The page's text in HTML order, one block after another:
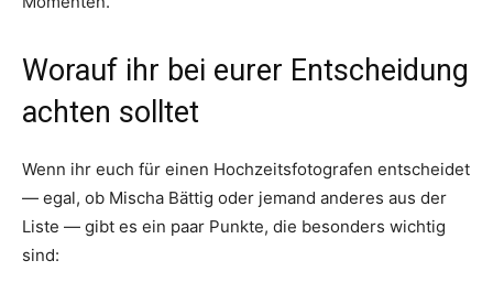
Worauf ihr bei eurer Entscheidung
achten solltet
Wenn ihr euch für einen Hochzeitsfotografen entscheidet
— egal, ob Mischa Bättig oder jemand anderes aus der
Liste — gibt es ein paar Punkte, die besonders wichtig
sind: